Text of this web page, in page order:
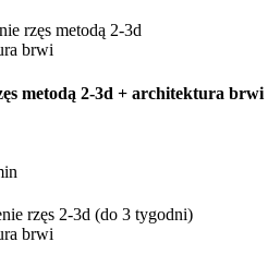
rzęs metodą 2-3d
brwi
metodą 2-3d + architektura brwi
rzęs 2-3d (do 3 tygodni)
brwi